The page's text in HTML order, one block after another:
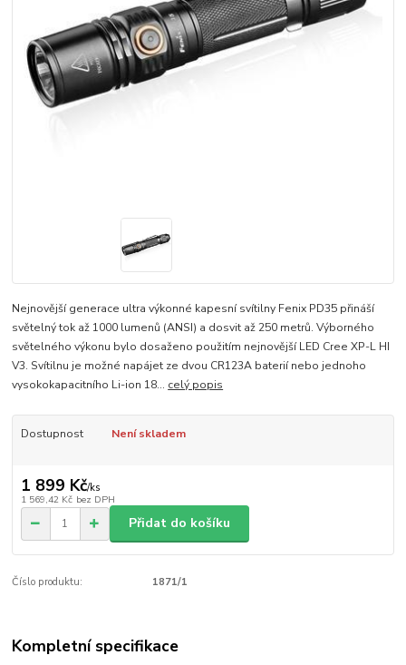
Nejnovější generace ultra výkonné kapesní svítilny Fenix PD35 přináší
světelný tok až 1000 lumenů (ANSI) a dosvit až 250 metrů. Výborného
světelného výkonu bylo dosaženo použitím nejnovější LED Cree XP-L HI
V3. Svítilnu je možné napájet ze dvou CR123A baterií nebo jednoho
vysokokapacitního Li-ion 18... celý popis
Dostupnost Není skladem
1 899 Kč/ks
1 569,42 Kč bez DPH
Přidat do košíku
Číslo produktu: 1871/1
Kompletní specifikace